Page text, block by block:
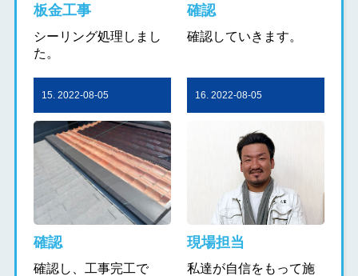
板金工事
シーリング処理しまし
た。
確認
確認していきます。
15. 2022-08-05
確認
確認し、工事完工で
16. 2022-08-05
現場担当
私達が自信をもって施